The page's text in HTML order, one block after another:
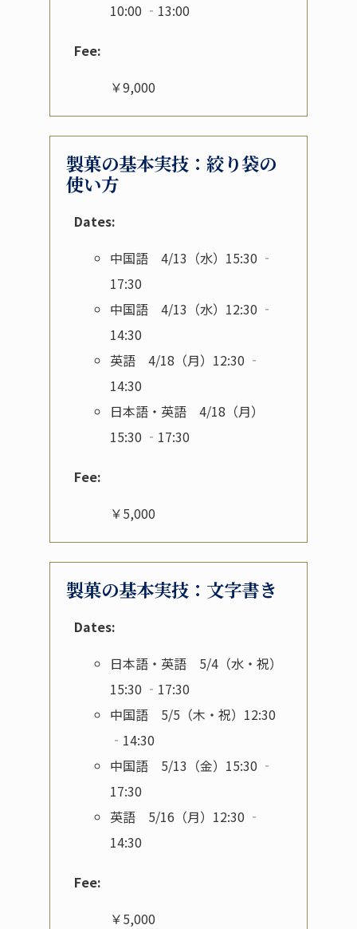
10:00 ‐13:00
Fee:
￥9,000
製菓の基本実技：絞り袋の
使い方
Dates:
中国語 4/13（水）15:30 ‐
17:30
中国語 4/13（水）12:30 ‐
14:30
英語 4/18（月）12:30 ‐
14:30
日本語・英語 4/18（月）
15:30 ‐17:30
Fee:
￥5,000
製菓の基本実技：文字書き
Dates:
日本語・英語 5/4（水・祝）
15:30 ‐17:30
中国語 5/5（木・祝）12:30
‐14:30
中国語 5/13（金）15:30 ‐
17:30
英語 5/16（月）12:30 ‐
14:30
Fee:
￥5,000